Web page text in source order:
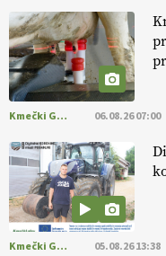
[EKOloško = LOGIČNO ]
ampak tudi način njene
@EUAgri #imcap #cap
[EKOloško = LOGIČNO
prilagojene sorte
so
https://t.co/OQSsax7l8V
https://t.co/PAL0zlhVia
Kmečki Glas 06.08.26 07:00
Kmečki Glas 05.08.26 13:38